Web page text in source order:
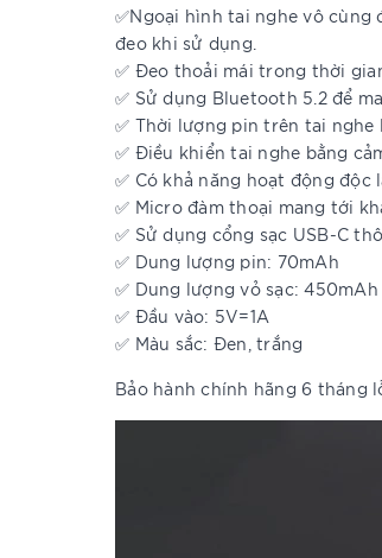
✅Ngoại hình tai nghe vô
đeo khi sử dụng.
✅ Đeo thoải mái trong thời
✅ Sử dụng Bluetooth 5.2 để
✅ Thời lượng pin trên tai nghe
✅ Điều khiển tai nghe bằng
✅ Có khả năng hoạt động độc
✅ Micro đàm thoại mang tới
✅ Sử dụng cổng sạc USB-C
✅ Dung lượng pin: 70mAh
✅ Dung lượng vỏ sạc: 450mAh
✅ Đầu vào: 5V=1A
✅ Màu sắc: Đen, trắng
Bảo hành chính hãng 6 tháng